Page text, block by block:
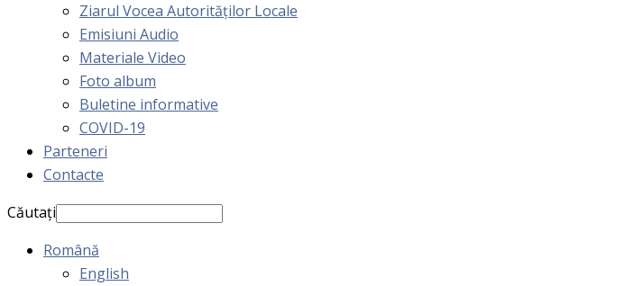
Ziarul Vocea Autorităților Locale
Emisiuni Audio
Materiale Video
Foto album
Buletine informative
COVID-19
Parteneri
Contacte
Căutați
Română
English